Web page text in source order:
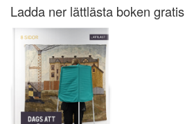
Ladda ner lättlästa boken gratis